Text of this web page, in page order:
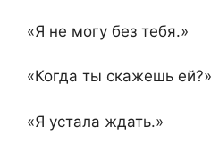
«Я не могу без тебя.»
«Когда ты скажешь ей?»
«Я устала ждать.»